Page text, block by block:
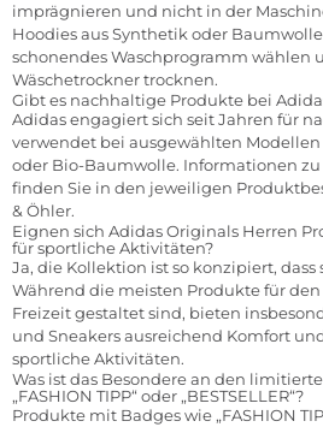
imprägnieren und nicht in der
Hoodies aus Synthetik oder
schonendes Waschprogramm wählen
Wäschetrockner trocknen.
Gibt es nachhaltige Produkte bei
Adidas engagiert sich seit Jahren für
verwendet bei ausgewählten
oder Bio-Baumwolle. Informationen
finden Sie in den jeweiligen
& Öhler.
Eignen sich Adidas Originals Herren
für sportliche Aktivitäten?
Ja, die Kollektion ist so konzipiert,
Während die meisten Produkte für
Freizeit gestaltet sind, bieten
und Sneakers ausreichend Komfort
sportliche Aktivitäten.
Was ist das Besondere an den
„FASHION TIPP“ oder „BESTSELLER“?
Produkte mit Badges wie „FASHION